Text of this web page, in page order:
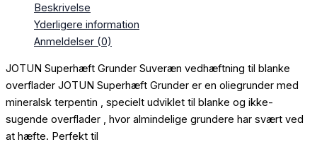
Beskrivelse
Yderligere information
Anmeldelser (0)
JOTUN Superhæft Grunder Suveræn vedhæftning til blanke
overflader JOTUN Superhæft Grunder er en oliegrunder med
mineralsk terpentin , specielt udviklet til blanke og ikke-
sugende overflader , hvor almindelige grundere har svært ved
at hæfte. Perfekt til